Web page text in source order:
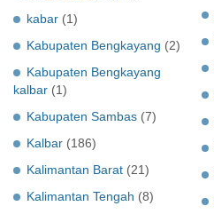
kabar (1)
Kabupaten Bengkayang (2)
Kabupaten Bengkayang
kalbar (1)
Kabupaten Sambas (7)
Kalbar (186)
Kalimantan Barat (21)
Kalimantan Tengah (8)